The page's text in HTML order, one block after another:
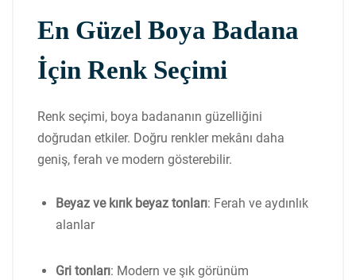
En Güzel Boya Badana
İçin Renk Seçimi
Renk seçimi, boya badananın güzelliğini
doğrudan etkiler. Doğru renkler mekânı daha
geniş, ferah ve modern gösterebilir.
Beyaz ve kırık beyaz tonları: Ferah ve aydınlık
alanlar
Gri tonları: Modern ve şık görünüm